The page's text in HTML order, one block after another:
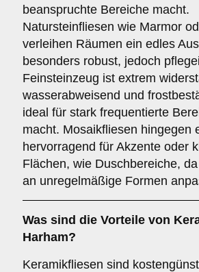
beanspruchte Bereiche macht.
Natursteinfliesen wie Marmor
verleihen Räumen ein edles
besonders robust, jedoch
Feinsteinzeug ist extrem
wasserabweisend und
ideal für stark frequentierte
macht. Mosaikfliesen hingegen
hervorragend für Akzente oder
Flächen, wie Duschbereiche,
an unregelmäßige Formen
Was sind die Vorteile von
Harham?
Keramikfliesen sind